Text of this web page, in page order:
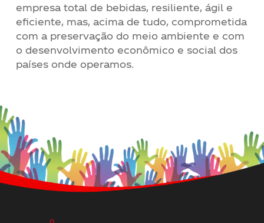
empresa total de bebidas, resiliente, ágil e
eficiente, mas, acima de tudo, comprometida
com a preservação do meio ambiente e com
o desenvolvimento econômico e social dos
países onde operamos.